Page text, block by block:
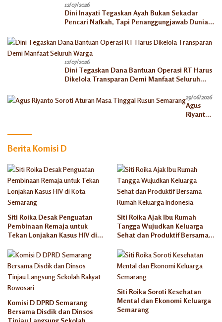
12/07/2026
Dini Inayati Tegaskan Ayah Bukan Sekadar
Pencari Nafkah, Tapi Penanggungjawab Dunia
12/07/2026
Dini Tegaskan Dana Bantuan Operasi RT Harus
Dikelola Transparan Demi Manfaat Seluruh
29/06/2026
Agus
Riyanto
Semaran
Berita Komisi D
Siti Roika Desak Penguatan
Pembinaan Remaja untuk
Tekan Lonjakan Kasus HIV di
Siti Roika Ajak Ibu Rumah
Tangga Wujudkan Keluarga
Sehat dan Produktif Bersama
Komisi D DPRD Semarang
Bersama Disdik dan Dinsos
Siti Roika Soroti Kesehatan
Mental dan Ekonomi Keluarga
Semarang